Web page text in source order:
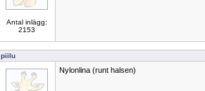
Antal inlägg:
2153
piilu
Nylonlina (runt halsen)